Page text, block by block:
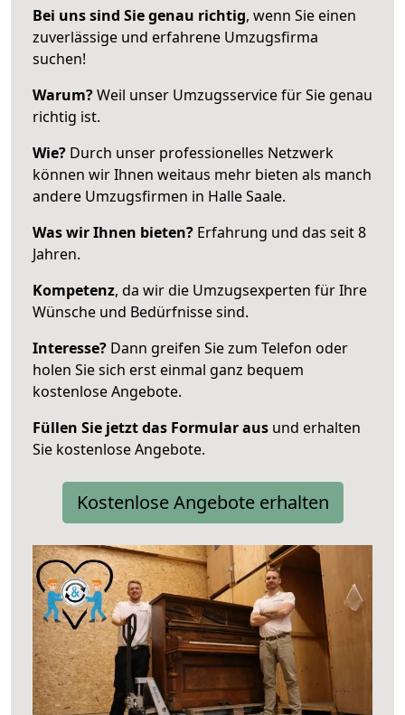
Bei uns sind Sie genau richtig, wenn Sie einen
zuverlässige und erfahrene Umzugsfirma
suchen!
Warum?Weil unser Umzugsservice für Sie genau
richtig ist.
Wie? Durch unser professionelles Netzwerk
können wir Ihnen weitaus mehr bieten als manch
andere Umzugsfirmen in Halle Saale.
Was wir Ihnen bieten? Erfahrung und das seit 8
Jahren.
Kompetenz, da wir die Umzugsexperten für Ihre
Wünsche und Bedürfnisse sind.
Interesse? Dann greifen Sie zum Telefon oder
holen Sie sich erst einmal ganz bequem
kostenlose Angebote.
Füllen Sie jetzt das Formular aus und erhalten
Sie kostenlose Angebote.
Kostenlose Angebote erhalten